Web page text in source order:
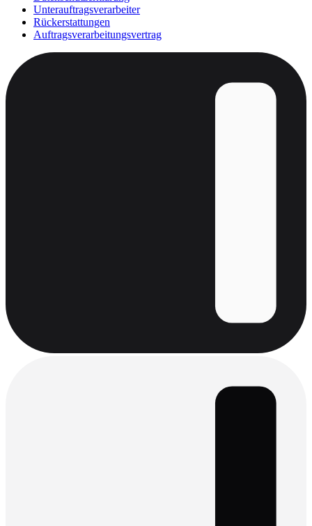
Unterauftragsverarbeiter
Rückerstattungen
Auftragsverarbeitungsvertrag